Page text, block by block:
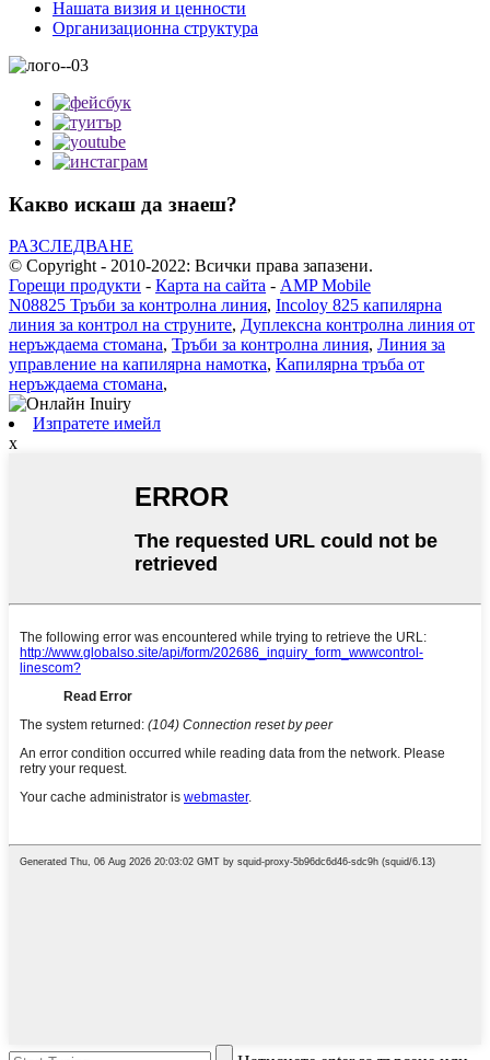
Нашата визия и ценности
Организационна структура
Какво искаш да знаеш?
РАЗСЛЕДВАНЕ
© Copyright - 2010-2022: Всички права запазени.
Горещи продукти - Карта на сайта - AMP Mobile
N08825 Тръби за контролна линия, Incoloy 825 капилярна
линия за контрол на струните, Дуплексна контролна линия от
неръждаема стомана, Тръби за контролна линия, Линия за
управление на капилярна намотка, Капилярна тръба от
неръждаема стомана,
Изпратете имейл
x